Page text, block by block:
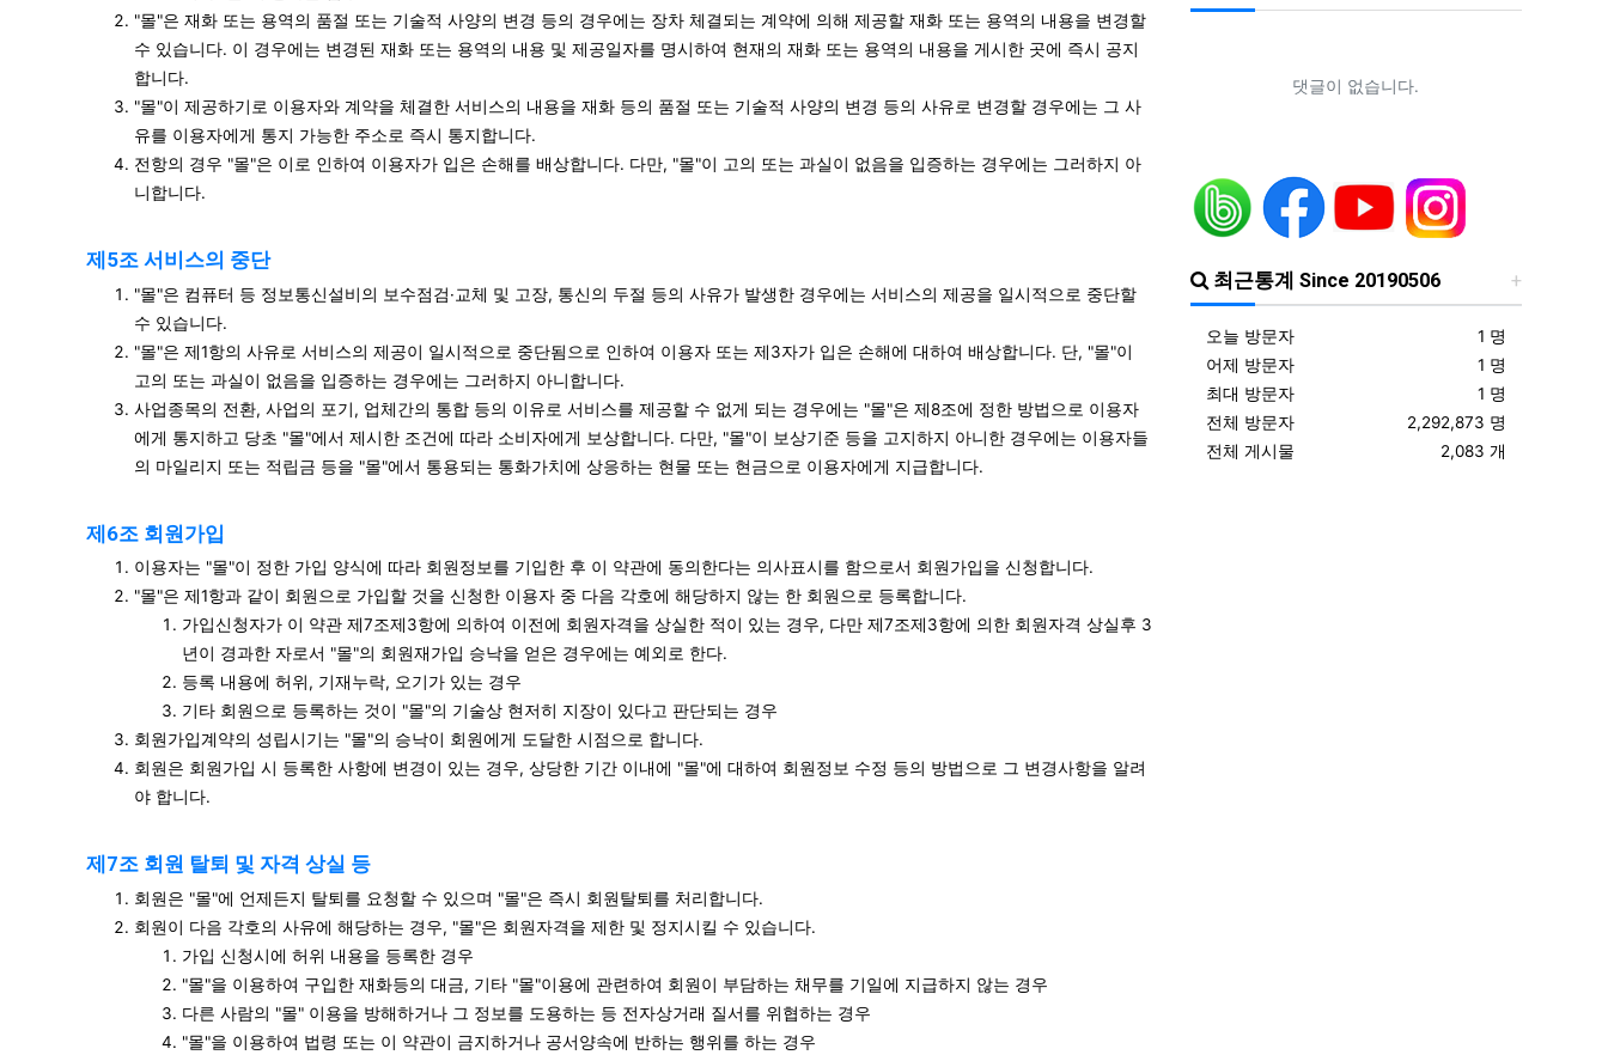
"몰"은 재화 또는 용역의 품절 또는 기술적 사양의 변경 등의 경우에는 장차 체결되는 계약에 의해 제공할 재화 또는 용역의 내용을 변경할
수 있습니다. 이 경우에는 변경된 재화 또는 용역의 내용 및 제공일자를 명시하여 현재의 재화 또는 용역의 내용을 게시한 곳에 즉시 공지
합니다.
"몰"이 제공하기로 이용자와 계약을 체결한 서비스의 내용을 재화 등의 품절 또는 기술적 사양의 변경 등의 사유로 변경할 경우에는 그 사
유를 이용자에게 통지 가능한 주소로 즉시 통지합니다.
전항의 경우 "몰"은 이로 인하여 이용자가 입은 손해를 배상합니다. 다만, "몰"이 고의 또는 과실이 없음을 입증하는 경우에는 그러하지 아
니합니다.
제5조 서비스의 중단
"몰"은 컴퓨터 등 정보통신설비의 보수점검·교체 및 고장, 통신의 두절 등의 사유가 발생한 경우에는 서비스의 제공을 일시적으로 중단할
수 있습니다.
"몰"은 제1항의 사유로 서비스의 제공이 일시적으로 중단됨으로 인하여 이용자 또는 제3자가 입은 손해에 대하여 배상합니다. 단, "몰"이
고의 또는 과실이 없음을 입증하는 경우에는 그러하지 아니합니다.
사업종목의 전환, 사업의 포기, 업체간의 통합 등의 이유로 서비스를 제공할 수 없게 되는 경우에는 "몰"은 제8조에 정한 방법으로 이용자
에게 통지하고 당초 "몰"에서 제시한 조건에 따라 소비자에게 보상합니다. 다만, "몰"이 보상기준 등을 고지하지 아니한 경우에는 이용자들
의 마일리지 또는 적립금 등을 "몰"에서 통용되는 통화가치에 상응하는 현물 또는 현금으로 이용자에게 지급합니다.
제6조 회원가입
이용자는 "몰"이 정한 가입 양식에 따라 회원정보를 기입한 후 이 약관에 동의한다는 의사표시를 함으로서 회원가입을 신청합니다.
"몰"은 제1항과 같이 회원으로 가입할 것을 신청한 이용자 중 다음 각호에 해당하지 않는 한 회원으로 등록합니다.
가입신청자가 이 약관 제7조제3항에 의하여 이전에 회원자격을 상실한 적이 있는 경우, 다만 제7조제3항에 의한 회원자격 상실후 3
년이 경과한 자로서 "몰"의 회원재가입 승낙을 얻은 경우에는 예외로 한다.
등록 내용에 허위, 기재누락, 오기가 있는 경우
기타 회원으로 등록하는 것이 "몰"의 기술상 현저히 지장이 있다고 판단되는 경우
회원가입계약의 성립시기는 "몰"의 승낙이 회원에게 도달한 시점으로 합니다.
회원은 회원가입 시 등록한 사항에 변경이 있는 경우, 상당한 기간 이내에 "몰"에 대하여 회원정보 수정 등의 방법으로 그 변경사항을 알려
야 합니다.
제7조 회원 탈퇴 및 자격 상실 등
회원은 "몰"에 언제든지 탈퇴를 요청할 수 있으며 "몰"은 즉시 회원탈퇴를 처리합니다.
회원이 다음 각호의 사유에 해당하는 경우, "몰"은 회원자격을 제한 및 정지시킬 수 있습니다.
가입 신청시에 허위 내용을 등록한 경우
"몰"을 이용하여 구입한 재화등의 대금, 기타 "몰"이용에 관련하여 회원이 부담하는 채무를 기일에 지급하지 않는 경우
다른 사람의 "몰" 이용을 방해하거나 그 정보를 도용하는 등 전자상거래 질서를 위협하는 경우
"몰"을 이용하여 법령 또는 이 약관이 금지하거나 공서양속에 반하는 행위를 하는 경우
등록일
01.22
예능프로그램 ‘강철부대’ 여군편인 ‘강철부대W’에 ROTC 동문 4인이 출연
댓글이 없습니다.
최근통계 Since 20190506
오늘 방문자
1 명
어제 방문자
1 명
최대 방문자
1 명
전체 방문자
2,292,873 명
전체 게시물
2,083 개